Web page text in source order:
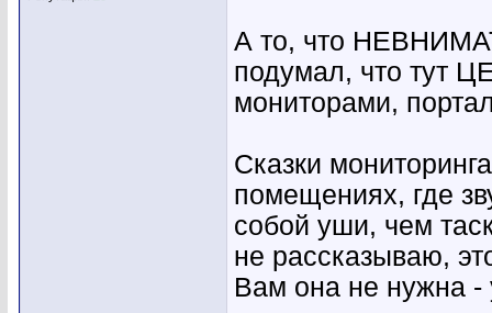
Все верно Инэйры в...17.03.2026,
06:11
Для ПРИЁМНИКОВ микрофонных...18.03.2026,09:50
Верное замечание, но... 18.03.2026,
да, конечно. думаю про одно,... 19.03.2026, 10:00
А то, что
подумал, что тут
мониторами,
Сказки
помещениях, где
собой уши, чем
не рассказываю,
Вам она не нужна -